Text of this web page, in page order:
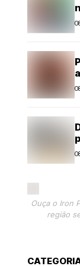
Ouça o Iron
região